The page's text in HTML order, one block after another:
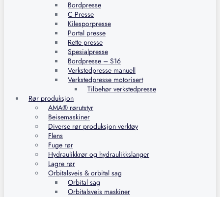
Bordpresse
C Presse
Kilesporpresse
Portal presse
Rette presse
Spesialpresse
Bordpresse – S16
Verkstedpresse manuell
Verkstedpresse motorisert
Tilbehør verkstedpresse
Rør produksjon
AMA® rørutstyr
Beisemaskiner
Diverse rør produksjon verktøy
Flens
Fuge rør
Hydraulikkrør og hydraulikkslanger
Lagre rør
Orbitalsveis & orbital sag
Orbital sag
Orbitalsveis maskiner